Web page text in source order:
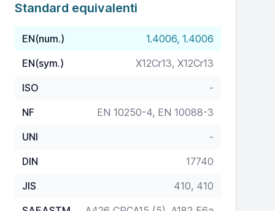
Standard equivalenti
EN(num.)
1.4006, 1.4006
EN(sym.)
X12Cr13, X12Cr13
ISO
-
NF
EN 10250-4, EN 10088-3
UNI
-
DIN
17740
JIS
410, 410